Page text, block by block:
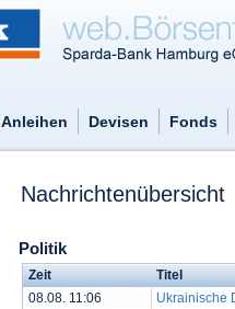
Anleihen Devisen Fonds
Nachrichtenübersicht
Politik
Zeit
Titel
08.08. 11:06
Ukrainische